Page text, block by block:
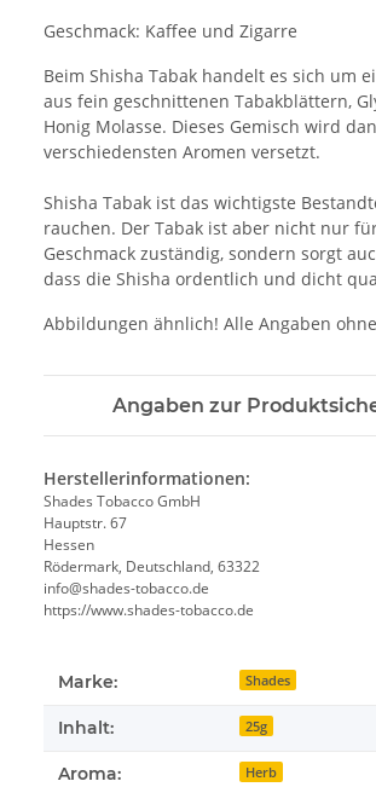
Geschmack: Kaffee und Zigarre
Beim Shisha Tabak handelt es sich um
aus fein geschnittenen Tabakblättern,
Honig Molasse. Dieses Gemisch wird
verschiedensten Aromen versetzt.
Shisha Tabak ist das wichtigste
rauchen. Der Tabak ist aber nicht nur
Geschmack zuständig, sondern sorgt
dass die Shisha ordentlich und dicht
Abbildungen ähnlich! Alle Angaben
Angaben zur
Herstellerinformationen:
Shades Tobacco GmbH
Hauptstr. 67
Hessen
Rödermark, Deutschland, 63322
info@shades-tobacco.de
https://www.shades-tobacco.de
Marke: Shades
Inhalt: 25g
Aroma: Herb